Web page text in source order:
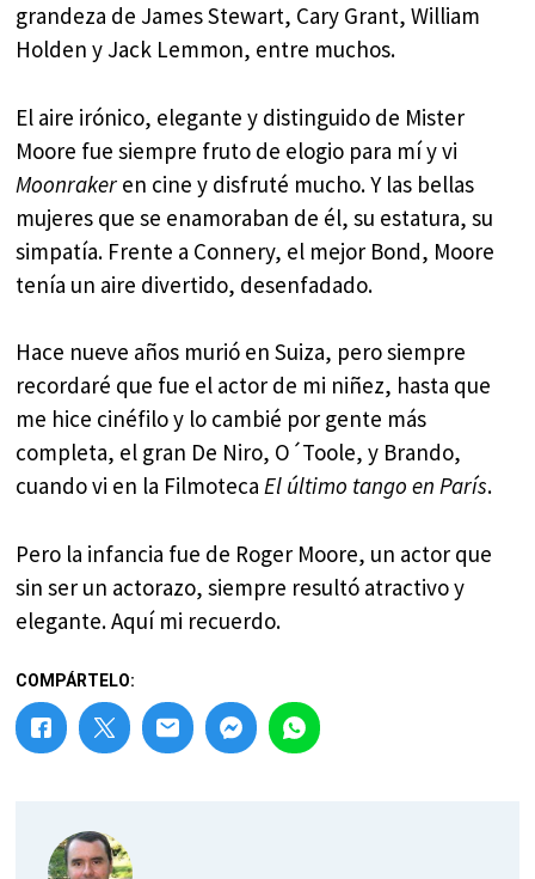
grandeza de James Stewart, Cary Grant, William
Holden y Jack Lemmon, entre muchos.
El aire irónico, elegante y distinguido de Mister
Moore fue siempre fruto de elogio para mí y vi
Moonraker en cine y disfruté mucho. Y las bellas
mujeres que se enamoraban de él, su estatura, su
simpatía. Frente a Connery, el mejor Bond, Moore
tenía un aire divertido, desenfadado.
Hace nueve años murió en Suiza, pero siempre
recordaré que fue el actor de mi niñez, hasta que
me hice cinéfilo y lo cambié por gente más
completa, el gran De Niro, O´Toole, y Brando,
cuando vi en la FilmotecaEl último tango en París.
Pero la infancia fue de Roger Moore, un actor que
sin ser un actorazo, siempre resultó atractivo y
elegante. Aquí mi recuerdo.
COMPÁRTELO: